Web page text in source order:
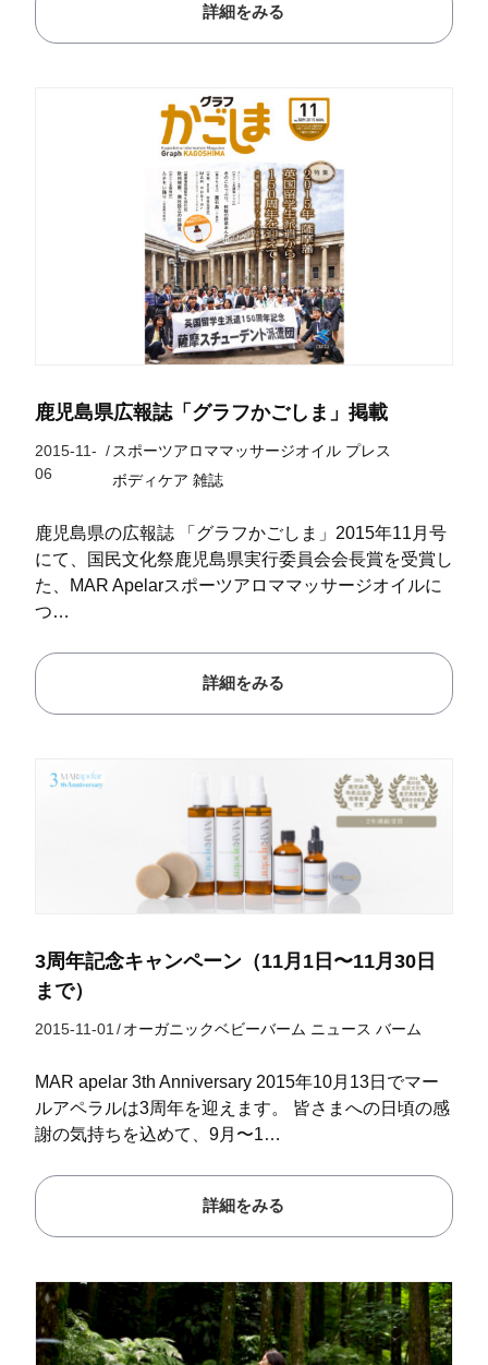
詳細をみる
鹿児島県広報誌「グラフかごしま」掲載
2015-11-
06
/ スポーツアロママッサージオイル プレス
ボディケア 雑誌
鹿児島県の広報誌 「グラフかごしま」2015年11月号
にて、国民文化祭鹿児島県実行委員会会長賞を受賞し
た、MAR Apelarスポーツアロママッサージオイルに
つ…
詳細をみる
3周年記念キャンペーン（11月1日〜11月30日
まで）
2015-11-01/オーガニックベビーバーム ニュース バーム
MAR apelar 3th Anniversary 2015年10月13日でマー
ルアペラルは3周年を迎えます。 皆さまへの日頃の感
謝の気持ちを込めて、9月〜1…
詳細をみる